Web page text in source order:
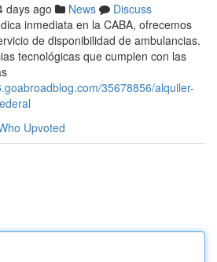
days ago News
Discuss
inmediata en la CABA, ofrecemos
de disponibilidad de ambulancias.
tecnológicas que cumplen con las
35678856/alquiler-
Upvoted